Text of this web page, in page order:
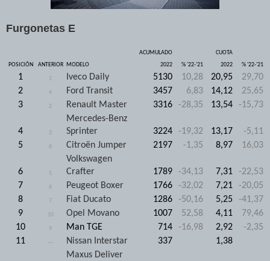
Furgonetas E
POSICIÓN ANTERIOR MODELO
ACUMULADO
2022
% '22-'21
CUOTA
2022
% '22-'21
1 1 Iveco Daily 5130 10,28 20,95
29,70
2
4 Ford Transit 3457 6,83 14,12
25,65
3
2 Renault Master 3316 -28,35 13,54 -15,73
4 3
Mercedes-Benz
Sprinter
3224 -19,32 13,17
-5,11
5
8 Citroën Jumper 2197 -1,35 8,97 16,03
6 5
Volkswagen
Crafter
1789 -34,13 7,31
-22,53
7
6 Peugeot Boxer 1766 -32,02 7,21
-20,05
8
7 Fiat Ducato 1286 -50,16 5,25
-41,37
9
10 Opel Movano 1007 52,58 4,11
79,46
10
9 Man TGE 714 -16,98 2,92
-2,35
11
--- Nissan Interstar 337 1,38
Maxus Deliver